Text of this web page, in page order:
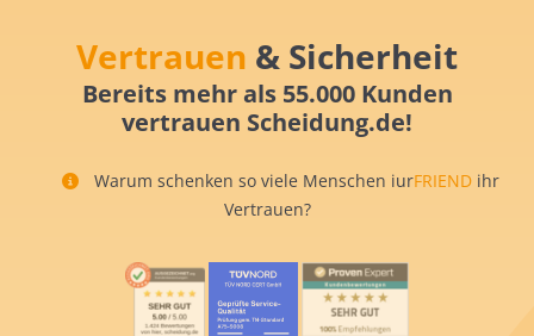
Vertrauen & Sicherheit
Bereits mehr als 55.000 Kunden
vertrauen Scheidung.de!
Warum schenken so viele Menschen iurFRIEND ihr
Vertrauen?